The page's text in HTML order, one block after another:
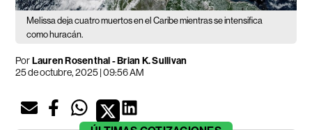
Melissa deja cuatro muertos en el Caribe mientras se intensifica
como huracán.
PorLauren Rosenthal - Brian K. Sullivan
25 de octubre, 2025 | 09:56 AM